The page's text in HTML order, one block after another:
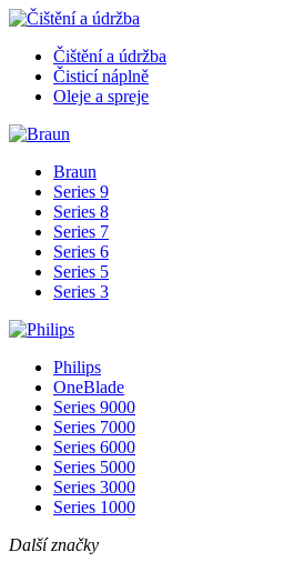
Čištění a údržba
Čisticí náplně
Oleje a spreje
Braun
Series 9
Series 8
Series 7
Series 6
Series 5
Series 3
Philips
OneBlade
Series 9000
Series 7000
Series 6000
Series 5000
Series 3000
Series 1000
Další značky